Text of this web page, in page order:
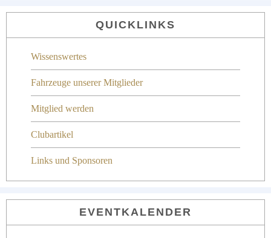
QUICKLINKS
Wissenswertes
Fahrzeuge unserer Mitglieder
Mitglied werden
Clubartikel
Links und Sponsoren
EVENTKALENDER